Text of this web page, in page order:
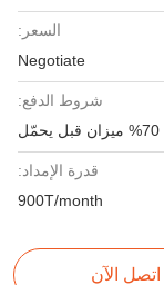
السعر:
Negotiate
شروط الدفع:
قدرة الإمداد:
900T/month
اتصل الآن